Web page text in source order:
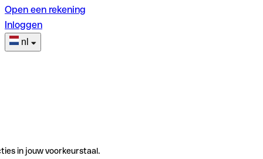
Open een rekening
Inloggen
nl
in jouw voorkeurstaal.